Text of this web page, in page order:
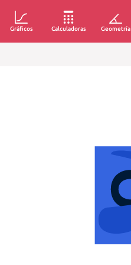
Gráficos Calculadoras Geometría